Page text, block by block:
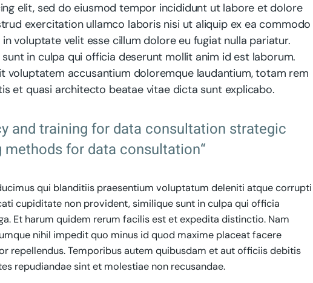
elit, sed do eiusmod tempor incididunt ut labore et dolore
exercitation ullamco laboris nisi ut aliquip ex ea commodo
voluptate velit esse cillum dolore eu fugiat nulla pariatur.
in culpa qui officia deserunt mollit anim id est laborum.
voluptatem accusantium doloremque laudantium, totam rem
et quasi architecto beatae vitae dicta sunt explicabo.
and training for data consultation strategic
for data consultation“
qui blanditiis praesentium voluptatum deleniti atque corrupti
cupiditate non provident, similique sunt in culpa qui officia
Et harum quidem rerum facilis est et expedita distinctio. Nam
nihil impedit quo minus id quod maxime placeat facere
repellendus. Temporibus autem quibusdam et aut officiis debitis
repudiandae sint et molestiae non recusandae.